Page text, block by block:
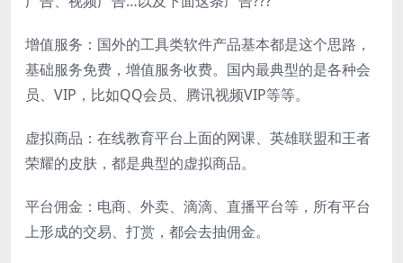
增值服务：国外的工具类软件产品基本都是这个思路，
基础服务免费，增值服务收费。国内最典型的是各种会
员、VIP，比如QQ会员、腾讯视频VIP等等。
虚拟商品：在线教育平台上面的网课、英雄联盟和王者
荣耀的皮肤，都是典型的虚拟商品。
平台佣金：电商、外卖、滴滴、直播平台等，所有平台
上形成的交易、打赏，都会去抽佣金。